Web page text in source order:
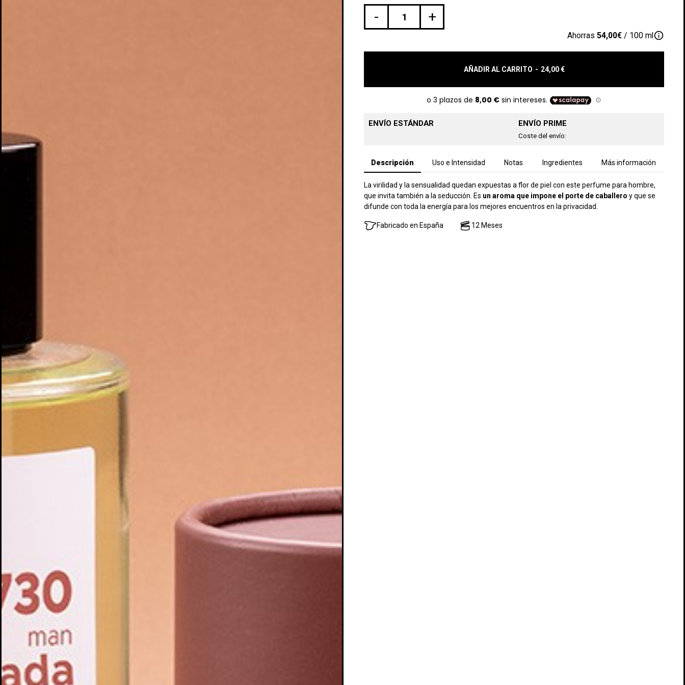
- +
Ahorras 54,00€ / 100 mlinfo_outline
AÑADIR AL CARRITO - 24,00 €
ENVÍO ESTÁNDAR ENVÍO PRIME
Coste del envío:
Descripción Uso e Intensidad Notas Ingredientes Más información
La virilidad y la sensualidad quedan expuestas a flor de piel con este perfume para hombre,
que invita también a la seducción. Es un aroma que impone el porte de caballero y que se
difunde con toda la energía para los mejores encuentros en la privacidad.
Fabricado en España 12 Meses